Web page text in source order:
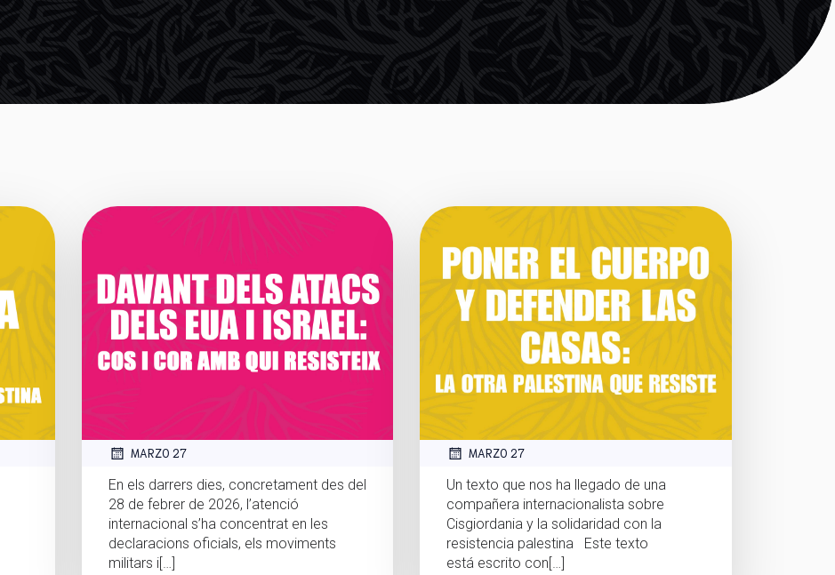
MARZO 27
En els darrers dies, concretament des del
28 de febrer de 2026, l’atenció
internacional s’ha concentrat en les
declaracions oficials, els moviments
militars i[…]
MARZO 27
Un texto que nos ha llegado de una
compañera internacionalista sobre
Cisgiordania y la solidaridad con la
resistencia palestina Este texto
está escrito con[…]